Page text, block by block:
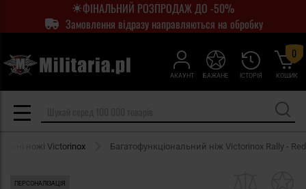
ФІНАЛЬНИЙ РОЗПРОДАЖ ДО -50%
Замовлення відразу направляються на обробку
АКАУНТ ІСТОРІЯ
БАЖАНЕ КОШИК
0
ножі Victorinox Багатофункціональний ніж Victorinox Rally - Red
ПЕРСОНАЛІЗАЦІЯ